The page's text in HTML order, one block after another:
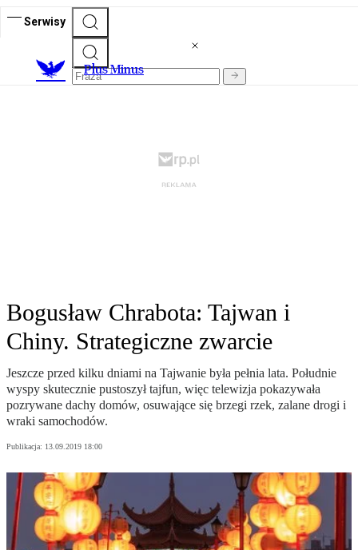
Serwisy
Plus Minus
Bogusław Chrabota: Tajwan i
Chiny. Strategiczne zwarcie
Jeszcze przed kilku dniami na Tajwanie była pełnia lata. Południe
wyspy skutecznie pustoszył tajfun, więc telewizja pokazywała
pozrywane dachy domów, osuwające się brzegi rzek, zalane drogi i
wraki samochodów.
Publikacja: 13.09.2019 18:00